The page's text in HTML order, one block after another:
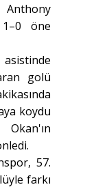
1–0 öne
golü
koydu
57.
farkı